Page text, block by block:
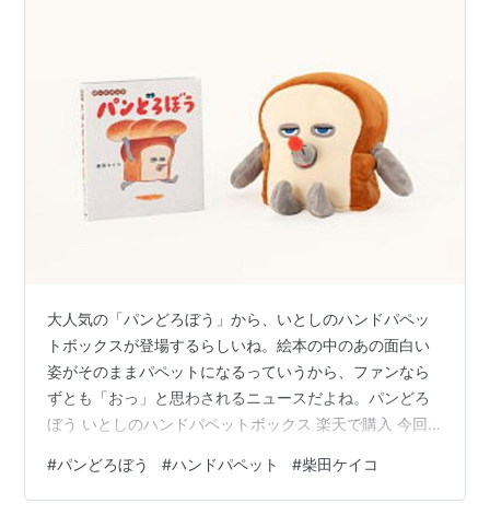
大人気の「パンどろぼう」から、いとしのハンドパペッ
トボックスが登場するらしいね。絵本の中のあの面白い
姿がそのままパペットになるっていうから、ファンなら
ずとも「おっ」と思わされるニュースだよね。パンどろ
ぼう いとしのハンドパペットボックス 楽天で購入 今回
ペット」ってところがポイントだよね。手を入れて動か
せるから、パンどろぼうのあのシュールな動きを自分で
#パンどろぼう #ハンドパペット #柴田ケイコ